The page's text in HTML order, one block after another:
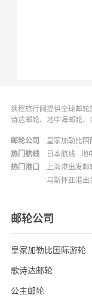
携程旅行网提供全球邮
诗达邮轮、地中海邮轮
邮轮公司 皇家加勒比国
热门航线
日本航线 地
热门港口
上海港出发邮
乌斯怀亚港出
邮轮公司
皇家加勒比国际游轮
歌诗达邮轮
公主邮轮